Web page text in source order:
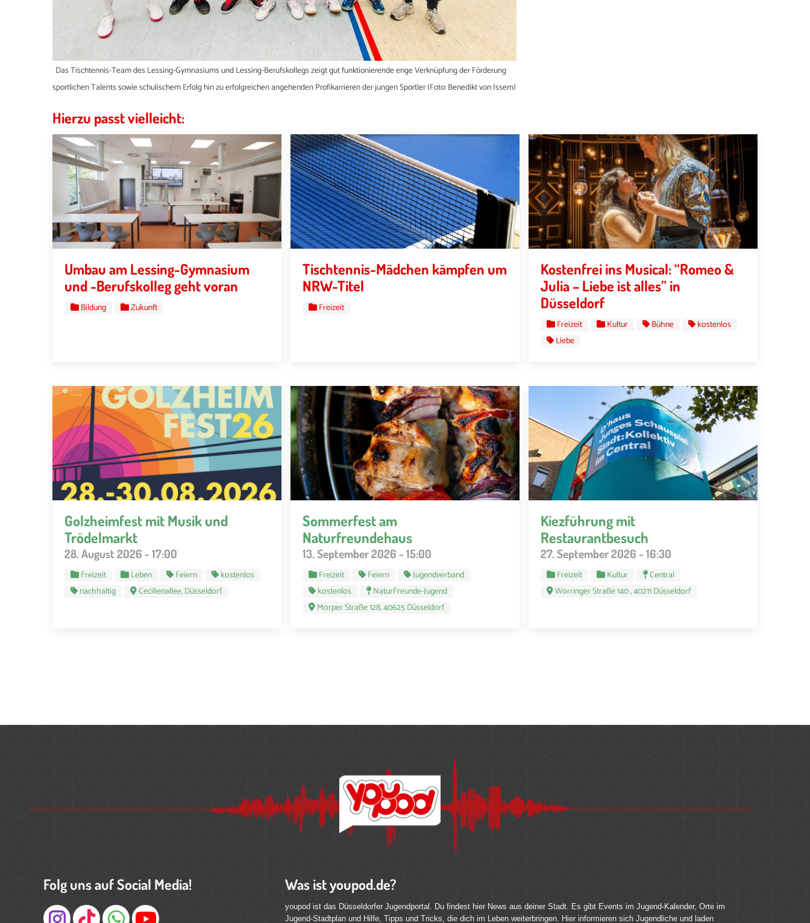
Das Tischtennis-Team des Lessing-Gymnasiums und Lessing-Berufskollegs zeigt gut funktionierende enge Verknüpfung der Förderung
sportlichen Talents sowie schulischem Erfolg hin zu erfolgreichen angehenden Profikarrieren der jungen Sportler (Foto: Benedikt von Issem)
Hierzu passt vielleicht:
Umbau am Lessing-Gymnasium
und -Berufskolleg geht voran
Bildung Zukunft
Tischtennis-Mädchen kämpfen um
NRW-Titel
Freizeit
Kostenfrei ins Musical: “Romeo &
Julia – Liebe ist alles” in
Düsseldorf
Freizeit Kultur Bühne
kostenlos
Liebe
Golzheimfest mit Musik und
Trödelmarkt
28. August 2026 - 17:00
Freizeit Leben Feiern
kostenlos
nachhaltig
Cecilienallee, Düsseldorf
Sommerfest am
Naturfreundehaus
13. September 2026 - 15:00
Freizeit Feiern
Jugendverband
kostenlos
NaturFreunde-Jugend
Morper Straße 128, 40625 Düsseldorf
Kiezführung mit
Restaurantbesuch
27. September 2026 - 16:30
Freizeit Kultur
Central
Worringer Straße 140 , 40211 Düsseldorf
Folg uns auf Social Media! Was ist youpod.de?
youpod ist das Düsseldorfer Jugendportal. Du findest hier News aus deiner Stadt. Es gibt Events im Jugend-Kalender, Orte im
Jugend-Stadtplan und Hilfe, Tipps und Tricks, die dich im Leben weiterbringen. Hier informieren sich Jugendliche und laden